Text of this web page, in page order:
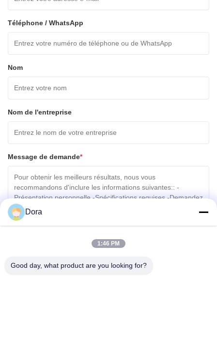
Téléphone / WhatsApp
Nom
Nom de l'entreprise
Message de demande*
Dora
1:46 PM
Good day, what product are you looking for?